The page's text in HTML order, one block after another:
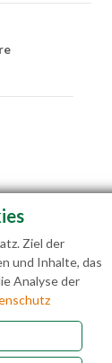
5522 St.
Ziel der
und Inhalte, das
Analyse der